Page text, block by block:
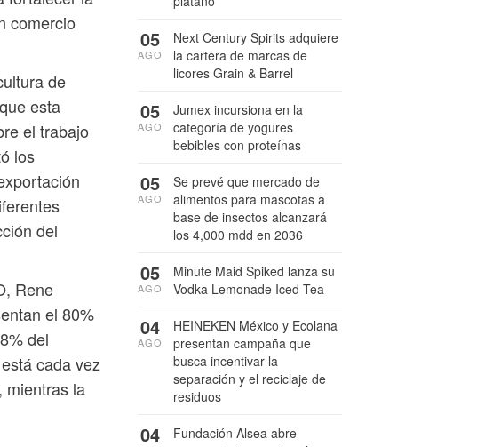
comercio
de
esta
el trabajo
los
del
Rene
el 80%
del
cada vez
mientras la
Next Century Spirits adquiere
la cartera de marcas de
licores Grain & Barrel
05
AGO
Jumex incursiona en la
categoría de yogures
bebibles con proteínas
05
AGO
Se prevé que mercado de
alimentos para mascotas a
base de insectos alcanzará
los 4,000 mdd en 2036
05
AGO
Minute Maid Spiked lanza su
Vodka Lemonade Iced Tea
05
AGO
HEINEKEN México y Ecolana
presentan campaña que
busca incentivar la
separación y el reciclaje de
residuos
04
AGO
Fundación Alsea abre
04